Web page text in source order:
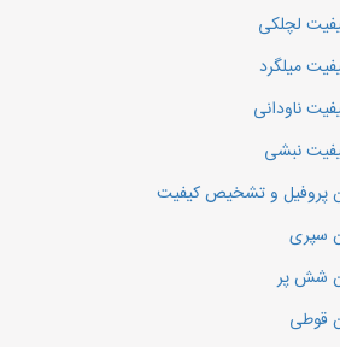
لچلکی
میلگرد
ناودانی
نبشی
پروفیل و تشخیص کیفیت
سپری
شش پر
قوطی